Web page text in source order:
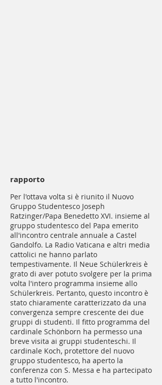
rapporto
Per l'ottava volta si è riunito il Nuovo
Gruppo Studentesco Joseph
Ratzinger/Papa Benedetto XVI. insieme al
gruppo studentesco del Papa emerito
all'incontro centrale annuale a Castel
Gandolfo. La Radio Vaticana e altri media
cattolici ne hanno parlato
tempestivamente. Il Neue Schülerkreis è
grato di aver potuto svolgere per la prima
volta l'intero programma insieme allo
Schülerkreis. Pertanto, questo incontro è
stato chiaramente caratterizzato da una
convergenza sempre crescente dei due
gruppi di studenti. Il fitto programma del
cardinale Schönborn ha permesso una
breve visita ai gruppi studenteschi. Il
cardinale Koch, protettore del nuovo
gruppo studentesco, ha aperto la
conferenza con S. Messa e ha partecipato
a tutto l'incontro.